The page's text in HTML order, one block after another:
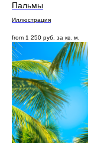
Пальмы
Иллюстрация
from 1 250 руб. за кв. м.